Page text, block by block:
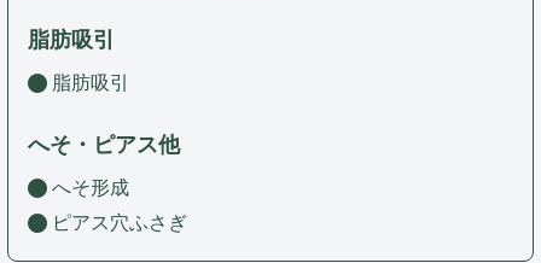
脂肪吸引
脂肪吸引
へそ・ピアス他
へそ形成
ピアス穴ふさぎ